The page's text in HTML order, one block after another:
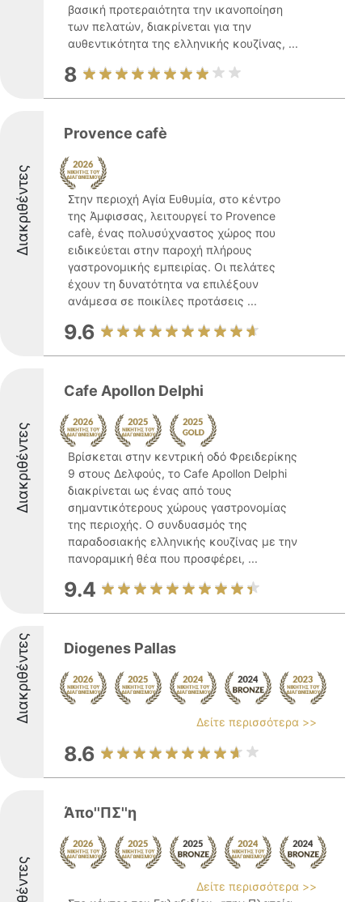
βασική προτεραιότητα την ικανοποίηση
των πελατών, διακρίνεται για την
αυθεντικότητα της ελληνικής κουζίνας, ...
8
Διακριθέντες
Provence cafè
Στην περιοχή Αγία Ευθυμία, στο κέντρο
της Άμφισσας, λειτουργεί το Provence
cafè, ένας πολυσύχναστος χώρος που
ειδικεύεται στην παροχή πλήρους
γαστρονομικής εμπειρίας. Οι πελάτες
έχουν τη δυνατότητα να επιλέξουν
ανάμεσα σε ποικίλες προτάσεις ...
9.6
Διακριθέντες
Cafe Apollon Delphi
Βρίσκεται στην κεντρική οδό Φρειδερίκης
9 στους Δελφούς, το Cafe Apollon Delphi
διακρίνεται ως ένας από τους
σημαντικότερους χώρους γαστρονομίας
της περιοχής. Ο συνδυασμός της
παραδοσιακής ελληνικής κουζίνας με την
πανοραμική θέα που προσφέρει, ...
9.4
Διακριθέντες Diogenes Pallas
Δείτε περισσότερα >>
8.6
Άπο''ΠΣ''η
Δείτε περισσότερα >>